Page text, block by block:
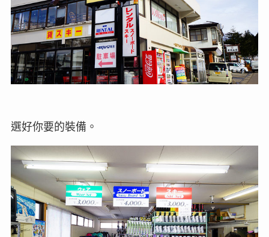
選好你要的裝備。